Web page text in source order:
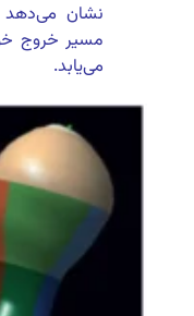
نشان
مسیر خروج
می‌یابد.